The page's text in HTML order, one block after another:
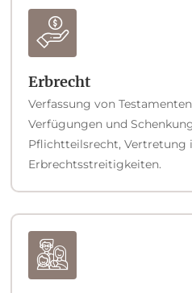
Erbrecht
Verfassung von
Verfügungen und
Pflichtteilsrecht, Vertretung
Erbrechtsstreitigkeiten.